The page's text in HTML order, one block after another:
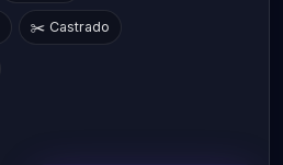
✂️ Castrado